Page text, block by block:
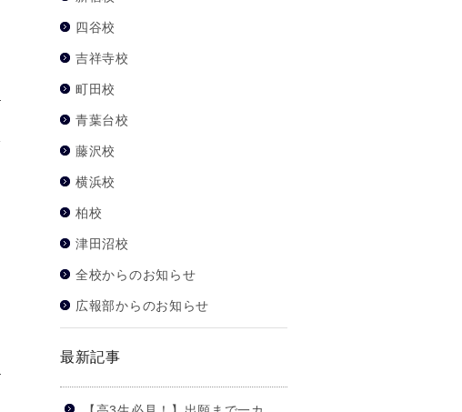
四谷校
吉祥寺校
町田校
青葉台校
藤沢校
横浜校
柏校
津田沼校
全校からのお知らせ
広報部からのお知らせ
最新記事